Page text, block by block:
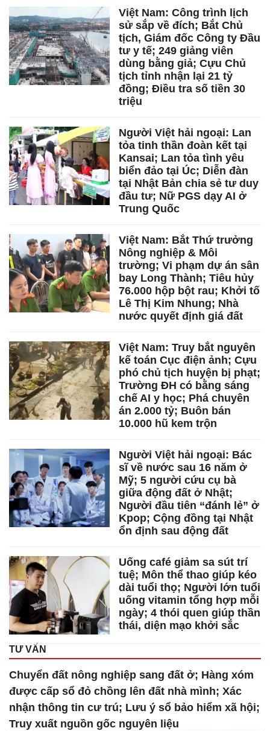
Việt Nam: Công trình lịch
sử sắp về đích; Bắt Chủ
tịch, Giám đốc Công ty Đầu
tư y tế; 249 giảng viên
dùng bằng giả; Cựu Chủ
tịch tỉnh nhận lại 21 tỷ
đồng; Điều tra số tiền 30
triệu
Người Việt hải ngoại: Lan
tỏa tinh thần đoàn kết tại
Kansai; Lan tỏa tình yêu
biển đảo tại Úc; Diễn đàn
tại Nhật Bản chia sẻ tư duy
đầu tư; Nữ PGS dạy AI ở
Trung Quốc
Việt Nam: Bắt Thứ trưởng
Nông nghiệp & Môi
trường; Vi phạm dự án sân
bay Long Thành; Tiêu hủy
76.000 hộp bột rau; Khởi tố
Lê Thị Kim Nhung; Nhà
nước quyết định giá đất
Việt Nam: Truy bắt nguyên
kế toán Cục điện ảnh; Cựu
phó chủ tịch huyện bị phạt;
Trường ĐH có bằng sáng
chế AI y học; Phá chuyên
án 2.000 tỷ; Buôn bán
10.000 hũ kem trộn
Người Việt hải ngoại: Bác
sĩ về nước sau 16 năm ở
Mỹ; 5 người cứu cụ bà
giữa động đất ở Nhật;
Người đầu tiên “đánh lẻ” ở
Kpop; Cộng đồng tại Nhật
ổn định sau động đất
Uống café giảm sa sút trí
tuệ; Môn thể thao giúp kéo
dài tuổi thọ; Người lớn tuổi
uống vitamin tổng hợp mỗi
ngày; 4 thói quen giúp thần
thái, diện mạo khởi sắc
TƯ VẤN
Chuyển đất nông nghiệp sang đất ở; Hàng xóm
được cấp sổ đỏ chồng lên đất nhà mình; Xác
nhận thông tin cư trú; Lưu ý sổ bảo hiểm xã hội;
Truy xuất nguồn gốc nguyên liệu